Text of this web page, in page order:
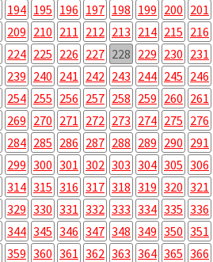
194 195 196 197 198 199 200 201
209 210 211 212 213 214 215 216
224 225 226 227 228 229 230 231
239 240 241 242 243 244 245 246
254 255 256 257 258 259 260 261
269 270 271 272 273 274 275 276
284 285 286 287 288 289 290 291
299 300 301 302 303 304 305 306
314 315 316 317 318 319 320 321
329 330 331 332 333 334 335 336
344 345 346 347 348 349 350 351
359 360 361 362 363 364 365 366